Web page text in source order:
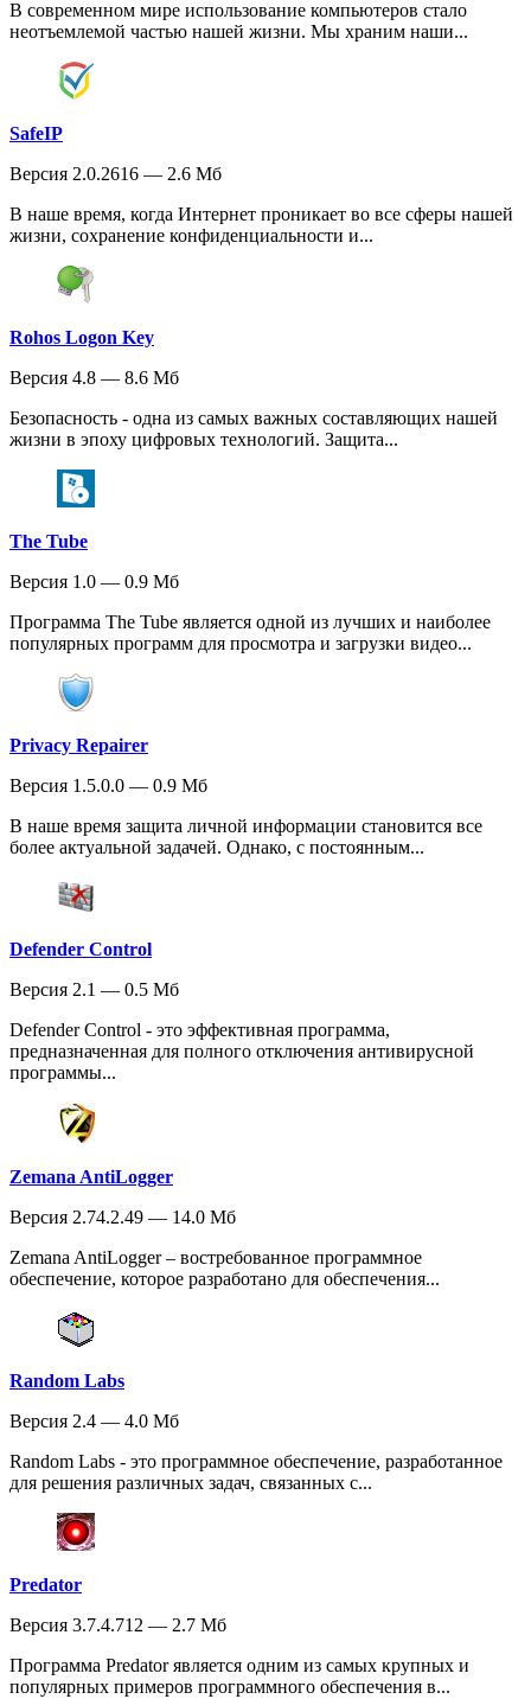
В современном мире использование компьютеров стало
неотъемлемой частью нашей жизни. Мы храним наши...
SafeIP
Версия 2.0.2616 — 2.6 Мб
В наше время, когда Интернет проникает во все сферы нашей
жизни, сохранение конфиденциальности и...
Rohos Logon Key
Версия 4.8 — 8.6 Мб
Безопасность - одна из самых важных составляющих нашей
жизни в эпоху цифровых технологий. Защита...
The Tube
Версия 1.0 — 0.9 Мб
Программа The Tube является одной из лучших и наиболее
популярных программ для просмотра и загрузки видео...
Privacy Repairer
Версия 1.5.0.0 — 0.9 Мб
В наше время защита личной информации становится все
более актуальной задачей. Однако, с постоянным...
Defender Control
Версия 2.1 — 0.5 Мб
Defender Control - это эффективная программа,
предназначенная для полного отключения антивирусной
программы...
Zemana AntiLogger
Версия 2.74.2.49 — 14.0 Мб
Zemana AntiLogger – востребованное программное
обеспечение, которое разработано для обеспечения...
Random Labs
Версия 2.4 — 4.0 Мб
Random Labs - это программное обеспечение, разработанное
для решения различных задач, связанных с...
Predator
Версия 3.7.4.712 — 2.7 Мб
Программа Predator является одним из самых крупных и
популярных примеров программного обеспечения в...